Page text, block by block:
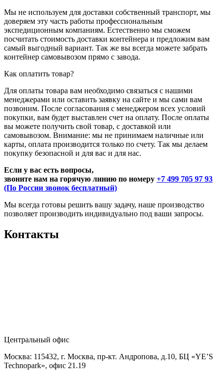
Мы не используем для доставки собственный транспорт, мы
доверяем эту часть работы профессиональным
экспедиционным компаниям. Естественно мы сможем
посчитать стоимость доставки контейнера и предложим вам
самый выгодный вариант. Так же вы всегда можете забрать
контейнер самовывозом прямо с завода.
Как оплатить товар?
Для оплаты товара вам необходимо связаться с нашими
менеджерами или оставить заявку на сайте и мы сами вам
позвоним. После согласования с менеджером всех условий
покупки, вам будет выставлен счет на оплату. После оплаты
вы можете получить свой товар, с доставкой или
самовывозом. Внимание: мы не принимаем наличные или
карты, оплата производится только по счету. Так мы делаем
покупку безопасной и для вас и для нас.
Если у вас есть вопросы,
звоните нам на горячую линию по номеру +7 499 705 97 93
(По России звонок бесплатный)
Мы всегда готовы решить вашу задачу, наше производство
позволяет производить индивидуально под ваши запросы.
Контакты
Центральный офис
Москва: 115432, г. Москва, пр-кт. Андропова, д.10, БЦ «YE’S
Technopark», офис 21.19